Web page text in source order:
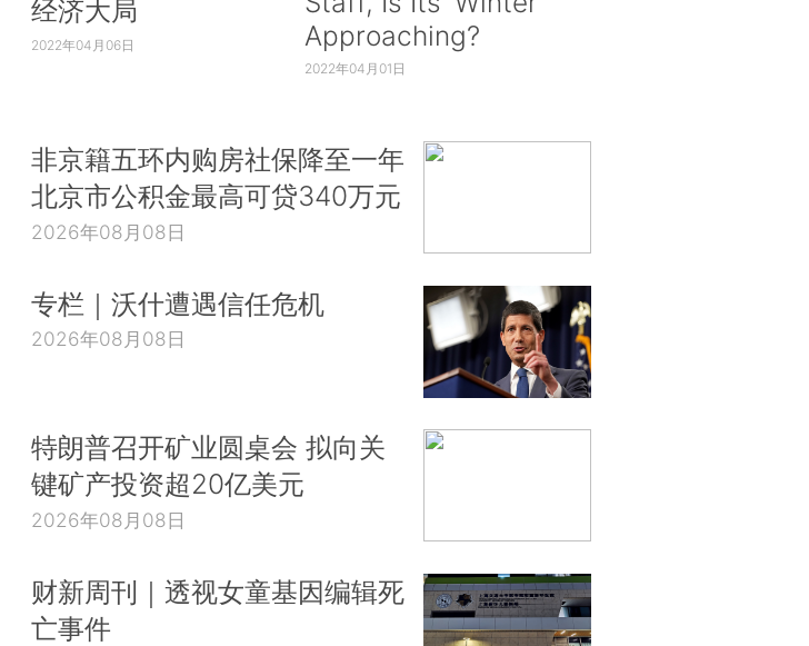
经济大局
2022年04月06日
Approaching?
2022年04月01日
非京籍五环内购房社保降至一年
北京市公积金最高可贷340万元
2026年08月08日
专栏｜沃什遭遇信任危机
2026年08月08日
特朗普召开矿业圆桌会 拟向关
键矿产投资超20亿美元
2026年08月08日
财新周刊｜透视女童基因编辑死
亡事件